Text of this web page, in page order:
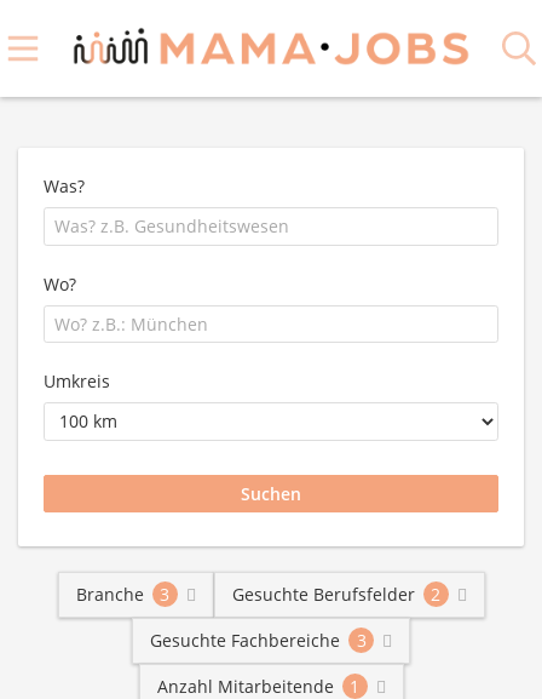
Was?
Wo?
Umkreis
Branche 3 Gesuchte Berufsfelder
2
Gesuchte Fachbereiche
3
Anzahl Mitarbeitende
1